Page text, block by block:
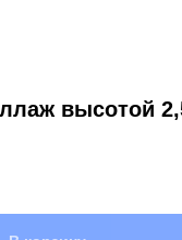
высотой